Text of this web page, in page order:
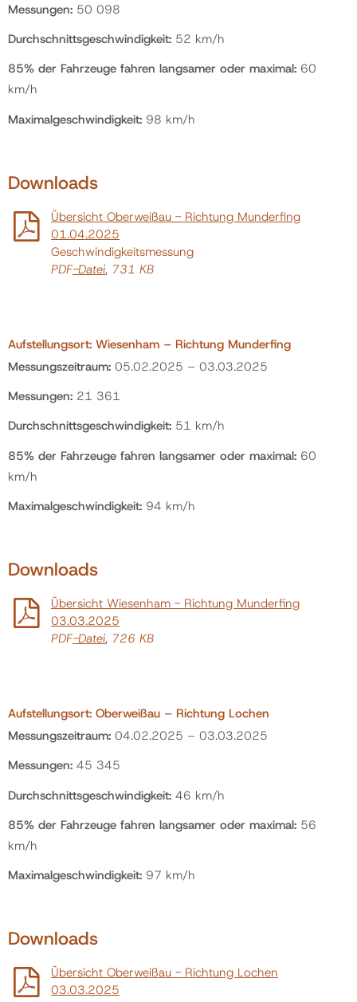
Messungen: 50 098
Durchschnittsgeschwindigkeit: 52 km/h
85% der Fahrzeuge fahren langsamer oder maximal: 60
km/h
Maximalgeschwindigkeit: 98 km/h
Downloads
Übersicht Oberweißau - Richtung Munderfing
01.04.2025
Geschwindigkeitsmessung
PDF-Datei, 731 KB
Aufstellungsort: Wiesenham – Richtung Munderfing
Messungszeitraum: 05.02.2025 – 03.03.2025
Messungen: 21 361
Durchschnittsgeschwindigkeit: 51 km/h
85% der Fahrzeuge fahren langsamer oder maximal: 60
km/h
Maximalgeschwindigkeit: 94 km/h
Downloads
Übersicht Wiesenham - Richtung Munderfing
03.03.2025
PDF-Datei, 726 KB
Aufstellungsort: Oberweißau – Richtung Lochen
Messungszeitraum: 04.02.2025 – 03.03.2025
Messungen: 45 345
Durchschnittsgeschwindigkeit: 46 km/h
85% der Fahrzeuge fahren langsamer oder maximal: 56
km/h
Maximalgeschwindigkeit: 97 km/h
Downloads
Übersicht Oberweißau - Richtung Lochen
03.03.2025